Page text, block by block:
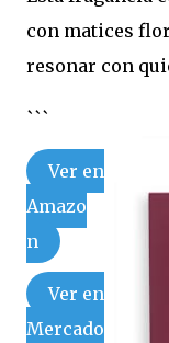
con matices
resonar con
```
Ver en
Amazo
n
Ver en
Mercado